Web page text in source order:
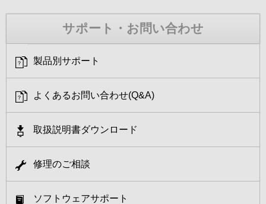
サポート・お問い合わせ
製品別サポート
よくあるお問い合わせ(Q&A)
取扱説明書ダウンロード
修理のご相談
ソフトウェアサポート